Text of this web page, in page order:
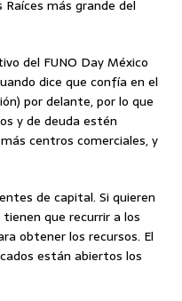
más grande del
del FUNO Day México
dice que confía en el
por delante, por lo que
y de deuda estén
centros comerciales, y
de capital. Si quieren
que recurrir a los
obtener los recursos. El
están abiertos los